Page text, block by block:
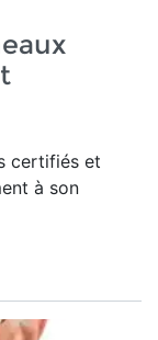
certifiés et
à son